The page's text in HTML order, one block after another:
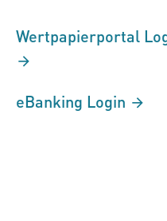
Wertpapierportal
eBanking Login